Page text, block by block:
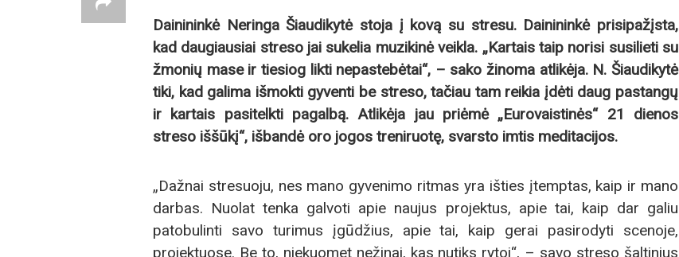
Dainininkė NeringaŠiaudikytė stoja į kovą su stresu. Dainininkė prisipažįsta,
kad daugiausiai streso jai sukelia muzikinė veikla. „Kartais taip norisi susilieti su
žmonių mase ir tiesiog likti nepastebėtai“, – sako žinoma atlikėja. N. Šiaudikytė
tiki, kad galima išmokti gyventi be streso, tačiau tam reikia įdėti daug pastangų
ir kartais pasitelkti pagalbą. Atlikėja jau priėmė „Eurovaistinės“ 21 dienos
streso iššūkį“, išbandė oro jogos treniruotę, svarsto imtis meditacijos.
„Dažnai stresuoju, nes mano gyvenimo ritmas yra išties įtemptas, kaip ir mano
darbas. Nuolat tenka galvoti apie naujus projektus, apie tai, kaip dar galiu
patobulinti savo turimus įgūdžius, apie tai, kaip gerai pasirodyti scenoje,
projektuose. Be to, niekuomet nežinai, kas nutiks rytoj“, – savo streso šaltinius